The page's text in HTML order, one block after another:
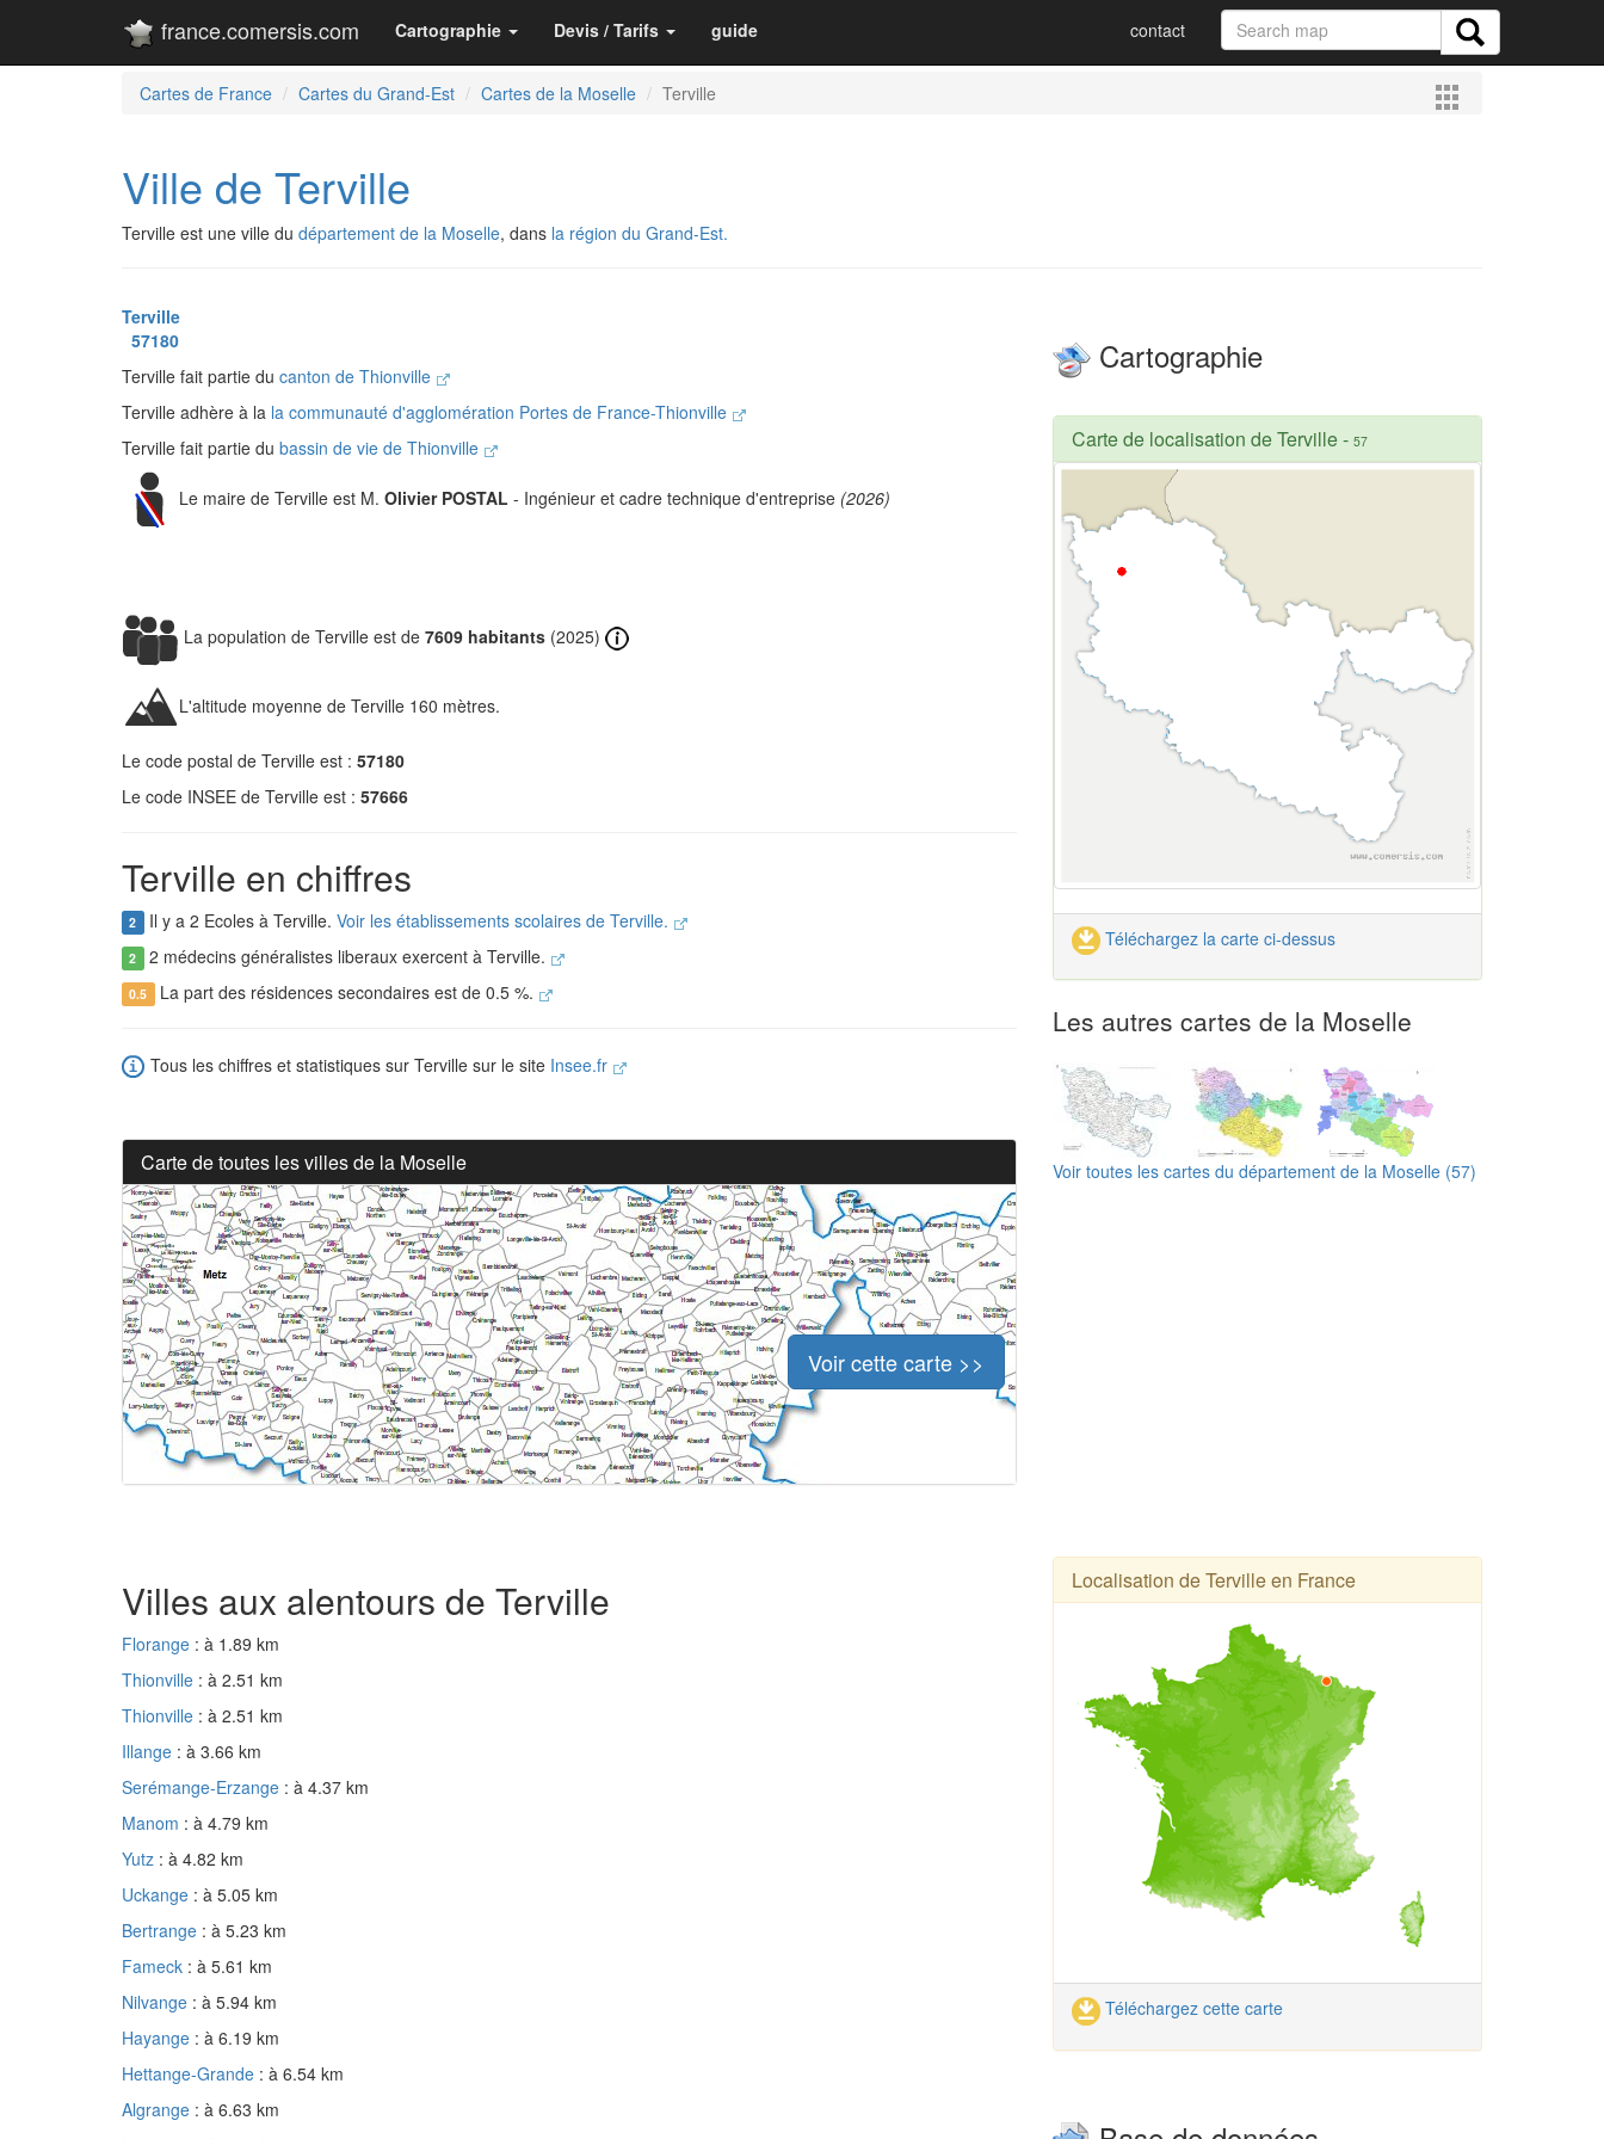
france.comersis.com Cartographie Devis / Tarifs guide contact
Cartes de France Cartes du Grand-Est Cartes de la Moselle Terville
Ville de Terville
Terville est une ville du département de la Moselle, dans la région du Grand-Est.
Terville
57180
Terville fait partie du canton de Thionville
Terville adhère à la la communauté d'agglomération Portes de France-Thionville
Terville fait partie du bassin de vie de Thionville
Le maire de Terville est M. Olivier POSTAL - Ingénieur et cadre technique d'entreprise (2026)
La population de Terville est de 7609 habitants (2025)
L'altitude moyenne de Terville 160 mètres.
Le code postal de Terville est : 57180
Le code INSEE de Terville est : 57666
Terville en chiffres
2 Il y a 2 Ecoles à Terville. Voir les établissements scolaires de Terville.
2 2 médecins généralistes liberaux exercent à Terville.
0.5 La part des résidences secondaires est de 0.5 %.
Tous les chiffres et statistiques sur Terville sur le site Insee.fr
Carte de toutes les villes de la Moselle
Voir cette carte >>
Cartographie
Carte de localisation de Terville- 57
Téléchargez la carte ci-dessus
Les autres cartes de la Moselle
Voir toutes les cartes du département de la Moselle (57)
Villes aux alentours de Terville
Florange : à 1.89 km
Thionville : à 2.51 km
Thionville : à 2.51 km
Illange : à 3.66 km
Serémange-Erzange : à 4.37 km
Manom : à 4.79 km
Yutz : à 4.82 km
Uckange : à 5.05 km
Bertrange : à 5.23 km
Fameck : à 5.61 km
Nilvange : à 5.94 km
Hayange : à 6.19 km
Hettange-Grande : à 6.54 km
Algrange : à 6.63 km
Localisation de Terville en France
Téléchargez cette carte